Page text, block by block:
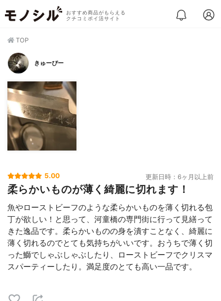
おすすめ商品がもらえる
クチコミポイ活サイト
TOP
きゅーぴー
5.00 更新日時：6ヶ月以上前
柔らかいものが薄く綺麗に切れます！
魚やローストビーフのような柔らかいものを薄く切れる包
丁が欲しい！と思って、河童橋の専門街に行って見繕って
きた逸品です。柔らかいものの身を潰すことなく、綺麗に
薄く切れるのでとても気持ちがいいです。おうちで薄く切
った鰤でしゃぶしゃぶしたり、ローストビーフでクリスマ
スパーティーしたり。満足度のとても高い一品です。